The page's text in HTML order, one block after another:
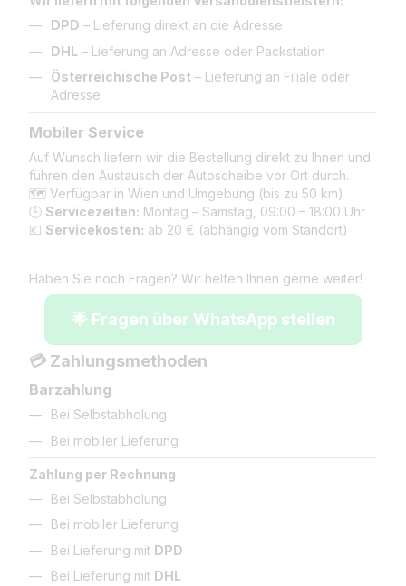
DPD – Lieferung direkt an die Adresse
DHL – Lieferung an Adresse oder Packstation
Österreichische Post – Lieferung an Filiale oder
Adresse
Mobiler Service
Auf Wunsch liefern wir die Bestellung direkt zu Ihnen und
führen den Austausch der Autoscheibe vor Ort durch.
🗺️ Verfügbar in Wien und Umgebung (bis zu 50 km)
🕒 Servicezeiten: Montag – Samstag, 09:00 – 18:00 Uhr
💶 Servicekosten: ab 20 € (abhängig vom Standort)
Haben Sie noch Fragen? Wir helfen Ihnen gerne weiter!
🌟 Fragen über WhatsApp stellen
💳 Zahlungsmethoden
Barzahlung
Bei Selbstabholung
Bei mobiler Lieferung
Zahlung per Rechnung
Bei Selbstabholung
Bei mobiler Lieferung
Bei Lieferung mit DPD
Bei Lieferung mit DHL